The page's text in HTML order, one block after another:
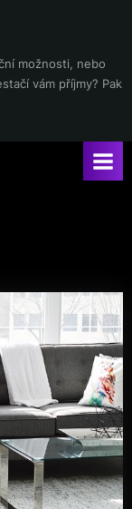
možnosti, nebo
vám příjmy? Pak